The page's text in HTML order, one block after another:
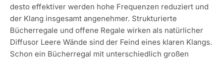
desto effektiver werden hohe Frequenzen reduziert und
der Klang insgesamt angenehmer. Strukturierte
Bücherregale und offene Regale wirken als natürlicher
Diffusor Leere Wände sind der Feind eines klaren Klangs.
Schon ein Bücherregal mit unterschiedlich großen